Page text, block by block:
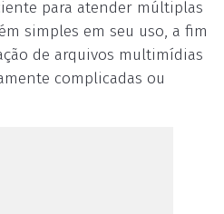
para atender múltiplas
simples em seu uso, a fim
de arquivos multimídias
complicadas ou